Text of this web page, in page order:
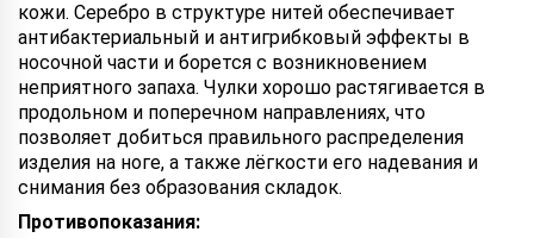
кожи. Серебро в структуре нитей обеспечивает
антибактериальный и антигрибковый эффекты в
носочной части и борется с возникновением
неприятного запаха. Чулки хорошо растягивается в
продольном и поперечном направлениях, что
позволяет добиться правильного распределения
изделия на ноге, а также лёгкости его надевания и
снимания без образования складок.
Противопоказания: